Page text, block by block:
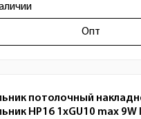
Опт
потолочный
HP16 1xGU10 max 9W